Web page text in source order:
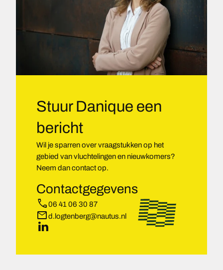
Stuur Danique een
bericht
Wil je sparren over vraagstukken op het
gebied van vluchtelingen en nieuwkomers?
Neem dan contact op.
Contactgegevens
phone06 41 06 30 87
maild.logtenberg@nautus.nl
LinkedIn